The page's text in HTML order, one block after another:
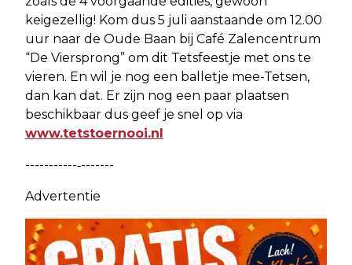
keigezellig! Kom dus 5 juli aanstaande om 12.00
uur naar de Oude Baan bij Café Zalencentrum
“De Viersprong” om dit Tetsfeestje met ons te
vieren. En wil je nog een balletje mee-Tetsen,
dan kan dat. Er zijn nog een paar plaatsen
beschikbaar dus geef je snel op via
www.tetstoernooi.nl
-----------‐-------
Advertentie